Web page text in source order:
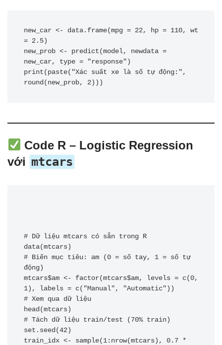
new_car <- data.frame(mpg = 22, hp = 110, wt
= 2.5)
new_prob <- predict(model, newdata =
new_car, type = "response")
print(paste("Xác suất xe là số tự động:",
round(new_prob, 2)))
Code R – Logistic Regression
với mtcars
# Dữ liệu mtcars có sẵn trong R
data(mtcars)
# Biến mục tiêu: am (0 = số tay, 1 = số tự
động)
mtcars$am <- factor(mtcars$am, levels = c(0,
1), labels = c("Manual", "Automatic"))
# Xem qua dữ liệu
head(mtcars)
# Tách dữ liệu train/test (70% train)
set.seed(42)
train_idx <- sample(1:nrow(mtcars), 0.7 *